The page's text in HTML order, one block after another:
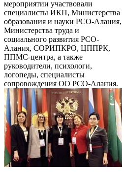
мероприятии участвовали
специалисты ИКП, Министерства
образования и науки РСО-Алания,
Министерства труда и
социального развития РСО-
Алания, СОРИПКРО, ЦППРК,
ППМС-центра, а также
руководители, психологи,
логопеды, специалисты
сопровождения ОО РСО-Алания.